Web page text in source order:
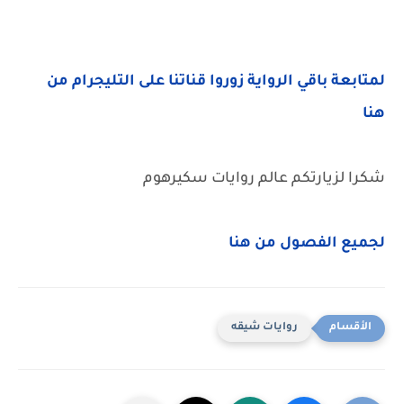
لمتابعة باقي الرواية زوروا قناتنا على التليجرام من
هنا
شكرا لزيارتكم عالم روايات سكيرهوم
لجميع الفصول من هنا
روايات شيقه